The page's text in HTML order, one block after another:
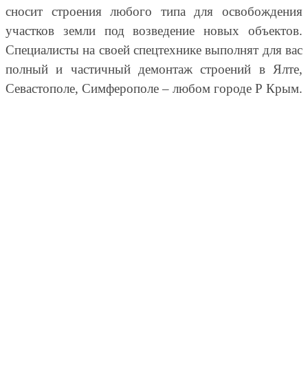
сносит строения любого типа для освобождения
участков земли под возведение новых объектов.
Специалисты на своей спецтехнике выполнят для вас
полный и частичный демонтаж строений в Ялте,
Севастополе, Симферополе – любом городе Р Крым.